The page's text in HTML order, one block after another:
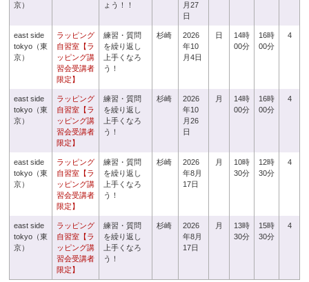
京）
ょう！！
月27
日
east side
tokyo（東
京）
ラッピング
自習室【ラ
ッピング講
習会受講者
限定】
練習・質問
を繰り返し
上手くなろ
う！
杉崎
2026
年10
月4日
日
14時
00分
16時
00分
4
east side
tokyo（東
京）
ラッピング
自習室【ラ
ッピング講
習会受講者
限定】
練習・質問
を繰り返し
上手くなろ
う！
杉崎
2026
年10
月26
日
月
14時
00分
16時
00分
4
east side
tokyo（東
京）
ラッピング
自習室【ラ
ッピング講
習会受講者
限定】
練習・質問
を繰り返し
上手くなろ
う！
杉崎
2026
年8月
17日
月
10時
30分
12時
30分
4
east side
tokyo（東
京）
ラッピング
自習室【ラ
ッピング講
習会受講者
限定】
練習・質問
を繰り返し
上手くなろ
う！
杉崎
2026
年8月
17日
月
13時
30分
15時
30分
4